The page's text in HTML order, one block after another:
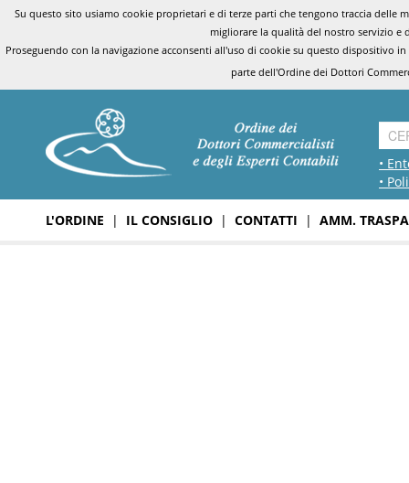
Su questo sito usiamo cookie proprietari e di terze parti che tengono traccia
migliorare la qualità del nostro servizio e
Proseguendo con la navigazione acconsenti all'uso di cookie su questo dispositivo
parte dell'Ordine dei Dottori
•
•
L'ORDINE | IL CONSIGLIO | CONTATTI | AMM.